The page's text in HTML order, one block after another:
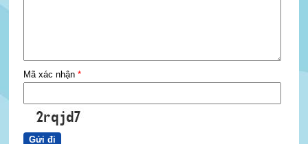
Mã xác nhận *